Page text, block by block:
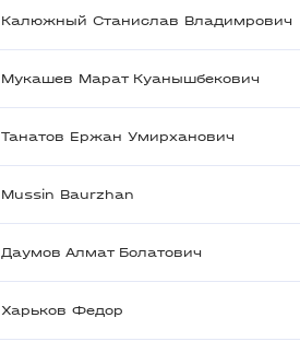
Калюжный Станислав Владимрович
Мукашев Марат Куанышбекович
Танатов Ержан Умирханович
Mussin Baurzhan
Даумов Алмат Болатович
Харьков Федор